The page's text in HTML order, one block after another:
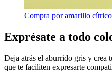
Compra por amarillo cítrico
Exprésate a todo
Deja atrás el aburrido gris y crea
que te faciliten expresarte